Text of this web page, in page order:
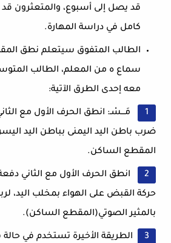
قد يصل إلى أسبوع، والمتعثرون
كامل في دراسة المهارة.
الطالب المتفوق سيتعلم نطق
سماع ه من المعلم، الطالب
معه إحدى الطرق الآتية:
مَـــسْـ: انطق الحرف الأول مع
ضرب باطن اليد اليمنى بباطن اليد
المقطع الساكن.
انطق الحرف الأول مع الثاني
حركة القبض على الهواء بمخلب اليد،
بالمثير الصوتي(المقطع الساكن).
الطريقة الأخيرة تستخدم في